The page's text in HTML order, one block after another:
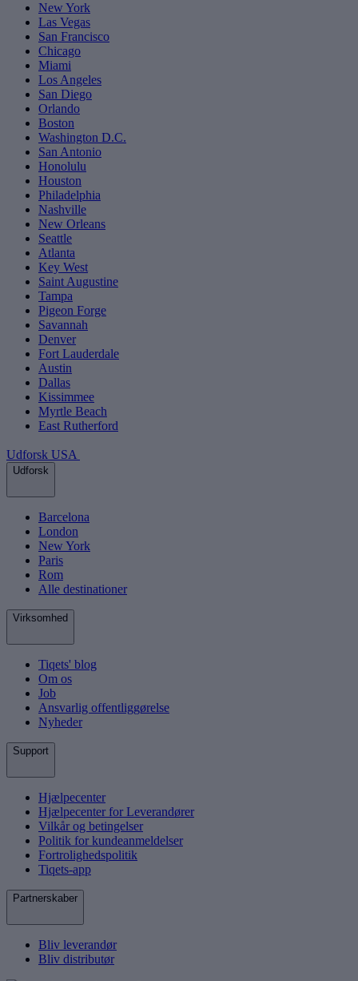
New York
Las Vegas
San Francisco
Chicago
Miami
Los Angeles
San Diego
Orlando
Boston
Washington D.C.
San Antonio
Honolulu
Houston
Philadelphia
Nashville
New Orleans
Seattle
Atlanta
Key West
Saint Augustine
Tampa
Pigeon Forge
Savannah
Denver
Fort Lauderdale
Austin
Dallas
Kissimmee
Myrtle Beach
East Rutherford
Udforsk USA
Udforsk
Barcelona
London
New York
Paris
Rom
Alle destinationer
Virksomhed
Tiqets' blog
Om os
Job
Ansvarlig offentliggørelse
Nyheder
Support
Hjælpecenter
Hjælpecenter for Leverandører
Vilkår og betingelser
Politik for kundeanmeldelser
Fortrolighedspolitik
Tiqets-app
Partnerskaber
Bliv leverandør
Bliv distributør